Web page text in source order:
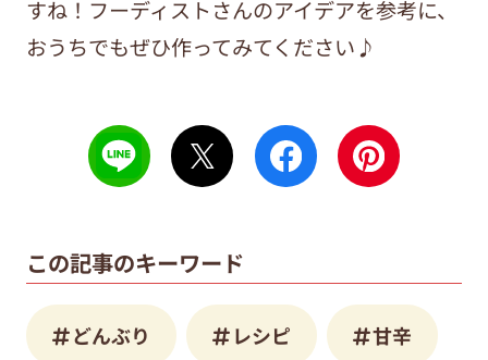
すね！フーディストさんのアイデアを参考に、
おうちでもぜひ作ってみてください♪
この記事のキーワード
どんぶり レシピ 甘辛